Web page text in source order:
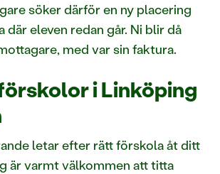
söker därför en ny placering
där eleven redan går. Ni blir då
med var sin faktura.
i Linköping
letar efter rätt förskola åt ditt
är varmt välkommen att titta